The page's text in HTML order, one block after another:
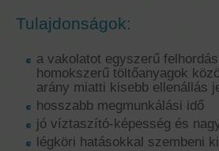
Tulajdonságok:
a vakolatot egyszerű
homokszerű töltőanyagok
arány miatti kisebb ellenállás
hosszabb megmunkálási idő
jó víztaszító-képesség és
légköri hatásokkal szembeni